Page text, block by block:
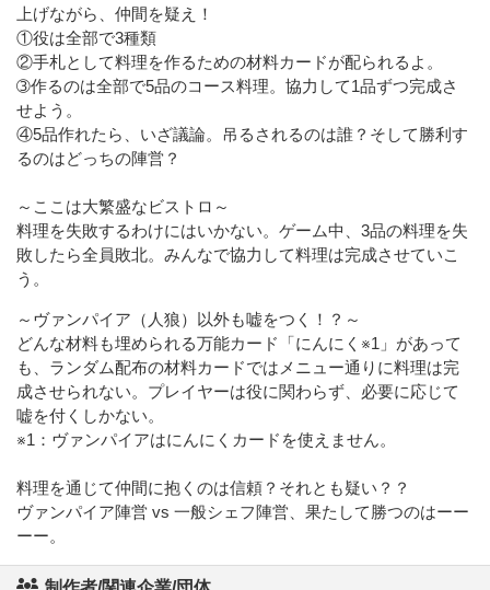
上げながら、仲間を疑え！
①役は全部で3種類
②手札として料理を作るための材料カードが配られるよ。
➂作るのは全部で5品のコース料理。協力して1品ずつ完成さ
せよう。
④5品作れたら、いざ議論。吊るされるのは誰？そして勝利す
るのはどっちの陣営？
～ここは大繁盛なビストロ～
料理を失敗するわけにはいかない。ゲーム中、3品の料理を失
敗したら全員敗北。みんなで協力して料理は完成させていこ
う。
～ヴァンパイア（人狼）以外も嘘をつく！？～
どんな材料も埋められる万能カード「にんにく※1」があって
も、ランダム配布の材料カードではメニュー通りに料理は完
成させられない。プレイヤーは役に関わらず、必要に応じて
嘘を付くしかない。
※1：ヴァンパイアはにんにくカードを使えません。
料理を通じて仲間に抱くのは信頼？それとも疑い？？
ヴァンパイア陣営 vs 一般シェフ陣営、果たして勝つのはーー
ーー。